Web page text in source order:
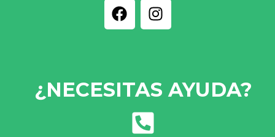
¿NECESITAS AYUDA?